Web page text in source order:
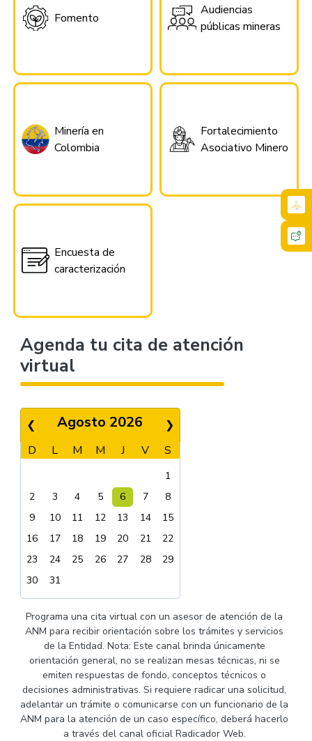
Fomento
Audiencias
públicas mineras
Minería en
Colombia
Fortalecimiento
Asociativo Minero
Encuesta de
caracterización
Agenda tu cita de atención
virtual
❮ Agosto 2026
❯
D
L M M J V S
1
2
3 4 5 6 7
8
9
10 11 12 13 14
15
16
17 18 19 20 21
22
23
24 25 26 27 28
29
30
31
Programa una cita virtual con un asesor de atención de la
ANM para recibir orientación sobre los trámites y servicios
de la Entidad. Nota: Este canal brinda únicamente
orientación general, no se realizan mesas técnicas, ni se
emiten respuestas de fondo, conceptos técnicos o
decisiones administrativas. Si requiere radicar una solicitud,
adelantar un trámite o comunicarse con un funcionario de la
ANM para la atención de un caso específico, deberá hacerlo
a través del canal oficial Radicador Web.